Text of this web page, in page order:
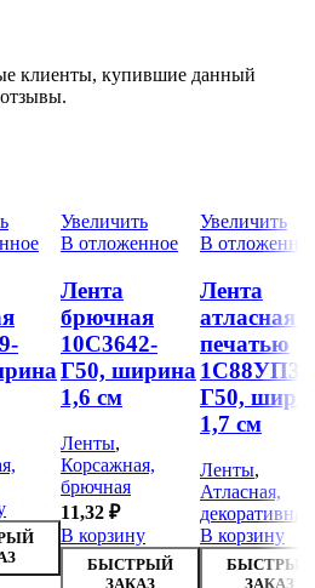
клиенты, купившие данный
Увеличить
В отложенное
Лента
брючная
10С3642-
Г50, ширина
1,6 см
Ленты,
Корсажная,
брючная
11,32 ₽
В корзину
БЫСТРЫЙ
ЗАКАЗ
Увеличить
В
Лента
атласная с
печатью
1С88УП3-
Г50,
1,7 см
Ленты,
Атласная,
декоративная
В корзину
БЫСТРЫЙ
ЗАКАЗ